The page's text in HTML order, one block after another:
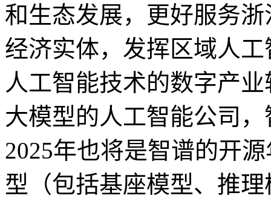
和生态发展，更好服务
经济实体，发挥区域人
人工智能技术的数字产
大模型的人工智能公司
2025年也将是智谱的开
型（包括基座模型、推